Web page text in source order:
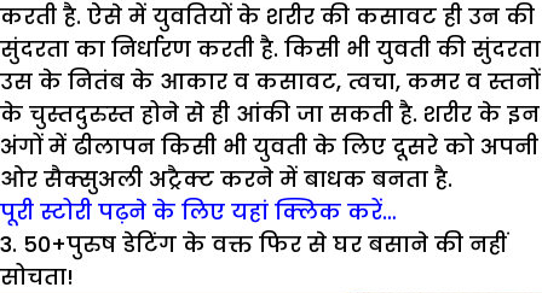
करती है. ऐसे में युवतियों के शरीर की कसावट ही उन की
सुंदरता का निर्धारण करती है. किसी भी युवती की सुंदरता
उस के नितंब के आकार व कसावट, त्वचा, कमर व स्तनों
के चुस्तदुरुस्त होने से ही आंकी जा सकती है. शरीर के इन
अंगों में ढीलापन किसी भी युवती के लिए दूसरे को अपनी
ओर सैक्सुअली अट्रैक्ट करने में बाधक बनता है.
पूरी स्टोरी पढ़ने के लिए यहां क्लिक करें…
3. 50+पुरुष डेटिंग के वक्त फिर से घर बसाने की नहीं
सोचता!